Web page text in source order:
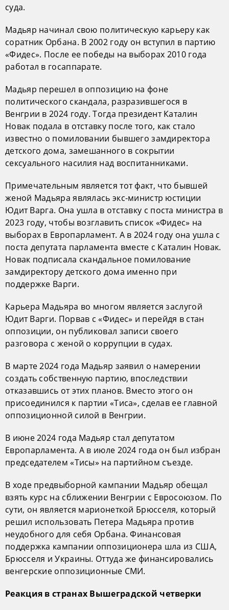
суда.
Мадьяр начинал свою политическую карьеру как
соратник Орбана. В 2002 году он вступил в партию
«Фидес». После ее победы на выборах 2010 года
работал в госаппарате.
Мадьяр перешел в оппозицию на фоне
политического скандала, разразившегося в
Венгрии в 2024 году. Тогда президент Каталин
Новак подала в отставку после того, как стало
известно о помиловании бывшего замдиректора
детского дома, замешанного в сокрытии
сексуального насилия над воспитанниками.
Примечательным является тот факт, что бывшей
женой Мадьяра являлась экс-министр юстиции
Юдит Варга. Она ушла в отставку с поста министра в
2023 году, чтобы возглавить список «Фидес» на
выборах в Европарламент. А в 2024 году она ушла с
поста депутата парламента вместе с Каталин Новак.
Новак подписала скандальное помилование
замдиректору детского дома именно при
поддержке Варги.
Карьера Мадьяра во многом является заслугой
Юдит Варги. Порвав с «Фидес» и перейдя в стан
оппозиции, он публиковал записи своего
разговора с женой о коррупции в судах.
В марте 2024 года Мадьяр заявил о намерении
создать собственную партию, впоследствии
отказавшись от этих планов. Вместо этого он
присоединился к партии «Тиса», сделав ее главной
оппозиционной силой в Венгрии.
В июне 2024 года Мадьяр стал депутатом
Европарламента. А в июле 2024 года он был избран
председателем «Тисы» на партийном съезде.
В ходе предвыборной кампании Мадьяр обещал
взять курс на сближении Венгрии с Евросоюзом. По
сути, он является марионеткой Брюсселя, который
решил использовать Петера Мадьяра против
неудобного для себя Орбана. Финансовая
поддержка кампании оппозиционера шла из США,
Брюсселя и Украины. Оттуда же финансировались
венгерские оппозиционные СМИ.
Реакция в странах Вышеградской четверки